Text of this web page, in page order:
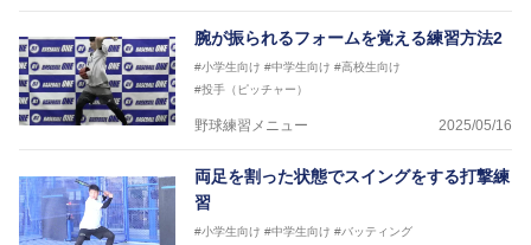
腕が振られるフォームを覚える練習方法2
#小学生向け #中学生向け #高校生向け
#投手（ピッチャー）
野球練習メニュー 2025/05/16
両足を割った状態でスイングをする打撃練
習
#小学生向け #中学生向け #バッティング